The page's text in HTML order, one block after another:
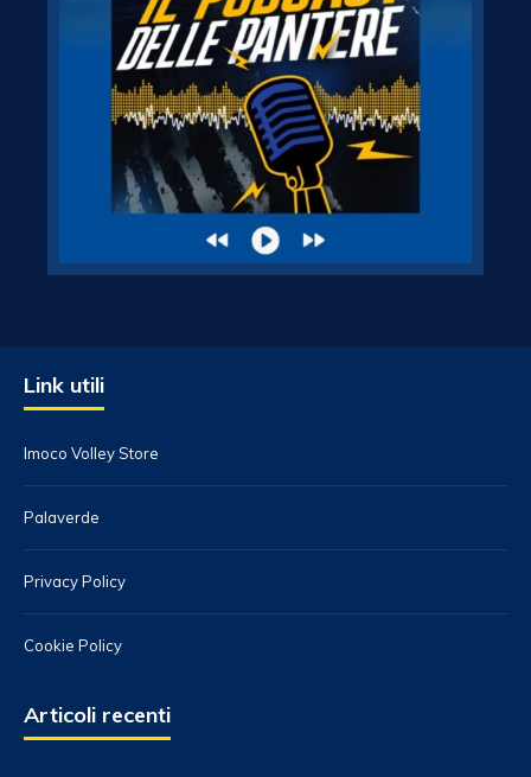
Link utili
Imoco Volley Store
Palaverde
Privacy Policy
Cookie Policy
Articoli recenti